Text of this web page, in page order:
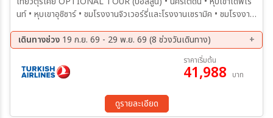
นท์ • หุบเขาอุชิซาร์ • ชมโรงงานจิวเวอร์รี่และโรงงานเซรามิค • ชมโรงงาน
โยเกิร์ตฝิ่น • ชมโรงงานคอตตอน เมืองอิสตันบูล • สุเหร่าสีน้ำเงิน • ฮิปโป
โดรม • สุเหร่าเซนต์โซเฟีย •โรงงานเครื่องหนัง • ล่องเรือช่องแคบบอสฟ
อรัส • ตลาดสไปซ์มาร์เก็ต • FERNER AND BALAT • TAKSIM
SQUARE
เดินทางช่วง 19 ก.ย. 69 - 29 พ.ย. 69 (8 ช่วงวันเดินทาง)
03 ต.ค. 69 - 11 ต.ค. 69
10 ต.ค. 69 - 18 ต.ค. 69
16 ต.ค. 69 - 24 ต.ค. 69
23 ต.ค. 69 - 31 ต.ค. 69
21 พ.ย. 69 - 29 พ.ย. 69
ราคาเริ่มต้น
41,988 บาท
ดูรายละเอียด